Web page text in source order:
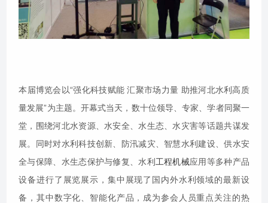
本届博览会以“强化科技赋能 汇聚市场力量 助推河北水利高质
量发展”为主题。开幕式当天，数十位领导、专家、学者同聚一
堂，围绕河北水资源、水安全、水生态、水灾害等话题共谋发
展。同时对水利科技创新、防汛减灾、智慧水利建设、供水安
全与保障、水生态保护与修复、水利 工程机械应用等多种产品
设备进行了展览展示，集中展现了国内外水利领域的最新设
备，其中数字化、智能化产品，成为参会人员重点关注的热